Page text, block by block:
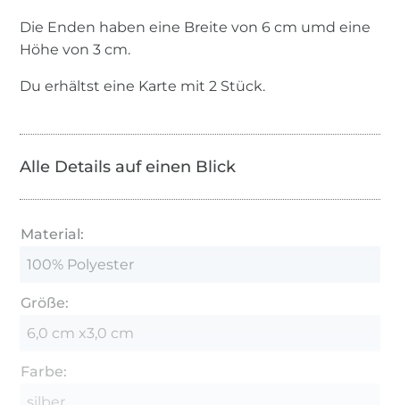
Die Enden haben eine Breite von 6 cm umd eine
Höhe von 3 cm.
Du erhältst eine Karte mit 2 Stück.
Alle Details auf einen Blick
Material:
100% Polyester
Größe:
6,0 cm x3,0 cm
Farbe: